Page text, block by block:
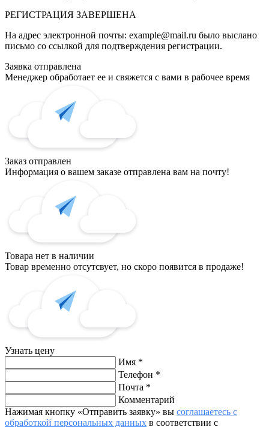
РЕГИСТРАЦИЯ ЗАВЕРШЕНА
На адрес электронной почты: example@mail.ru было выслано
письмо со ссылкой для подтверждения регистрации.
Заявка отправлена
Менеджер обработает ее и свяжется с вами в рабочее время
Заказ отправлен
Информация о вашем заказе отправлена вам на почту!
Товара нет в наличии
Товар временно отсутсвует, но скоро появится в продаже!
Узнать цену
Имя *
Телефон *
Почта *
Комментарий
Нажимая кнопку «Отправить заявку» вы соглашаетесь с
обработкой персональных данных в соответствии с